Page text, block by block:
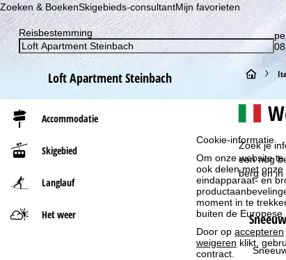
Cookie-informatie
Om onze website
ook delen met
eindapparaat- en
moment in te
buiten de Europese
Door op accepteren
weigeren klikt,
contract.
Zoeken & BoekenSkigebieds-consultantMijn favorieten
Reisbestemming
Loft Apartment Steinbach
Accommodatie
Skigebied
Langlauf
Het weer
S
t
r
t
p
a
Zoek je
een nog
berg en in